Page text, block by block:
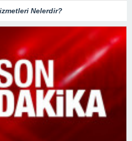
Nelerdir?